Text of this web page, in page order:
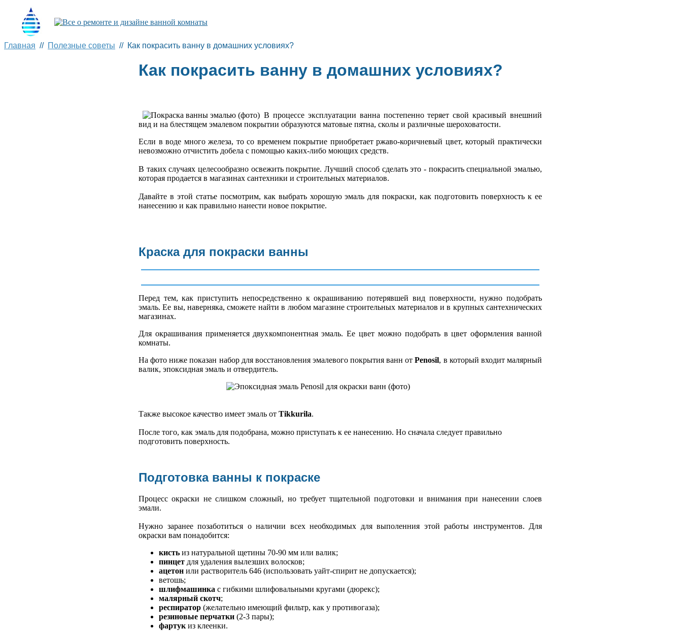
Главная // Полезные советы // Как покрасить ванну в домашних условиях?
Как покрасить ванну в домашних условиях?
В процессе эксплуатации ванна постепенно теряет свой красивый внешний
вид и на блестящем эмалевом покрытии образуются матовые пятна, сколы и различные шероховатости.
Если в воде много железа, то со временем покрытие приобретает ржаво-коричневый цвет, который практически
невозможно отчистить добела с помощью каких-либо моющих средств.
В таких случаях целесообразно освежить покрытие. Лучший способ сделать это - покрасить специальной эмалью,
которая продается в магазинах сантехники и строительных материалов.
Давайте в этой статье посмотрим, как выбрать хорошую эмаль для покраски, как подготовить поверхность к ее
нанесению и как правильно нанести новое покрытие.
Краска для покраски ванны
Перед тем, как приступить непосредственно к окрашиванию потерявшей вид поверхности, нужно подобрать
эмаль. Ее вы, наверняка, сможете найти в любом магазине строительных материалов и в крупных сантехнических
магазинах.
Для окрашивания применяется двухкомпонентная эмаль. Ее цвет можно подобрать в цвет оформления ванной
комнаты.
На фото ниже показан набор для восстановления эмалевого покрытия ванн отPenosil, в который входит малярный
валик, эпоксидная эмаль и отвердитель.
Также высокое качество имеет эмаль от Tikkurila.
После того, как эмаль для подобрана, можно приступать к ее нанесению. Но сначала следует правильно
подготовить поверхность.
Подготовка ванны к покраске
Процесс окраски не слишком сложный, но требует тщательной подготовки и внимания при нанесении слоев
эмали.
Нужно заранее позаботиться о наличии всех необходимых для выполенния этой работы инструментов. Для
окраски вам понадобится:
кисть из натуральной щетины 70-90 мм или валик;
пинцет для удаления вылезших волосков;
ацетон или растворитель 646 (использовать уайт-спирит не допускается);
ветошь;
шлифмашинка с гибкими шлифовальными кругами (дюрекс);
малярный скотч;
респиратор (желательно имеющий фильтр, как у противогаза);
резиновые перчатки (2-3 пары);
фартукиз клеенки.